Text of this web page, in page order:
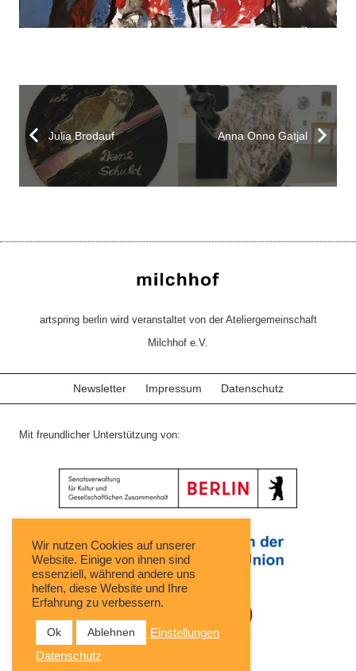
Julia Brodauf Anna Onno Gatjal
artspring berlin wird veranstaltet von der Ateliergemeinschaft
Milchhof e.V.
Newsletter Impressum Datenschutz
Mit freundlicher Unterstützung von:
Wir nutzen Cookies auf unserer
Website. Einige von ihnen sind
essenziell, während andere uns
helfen, diese Website und Ihre
Erfahrung zu verbessern.
Ok Ablehnen
Einstellungen
Datenschutz